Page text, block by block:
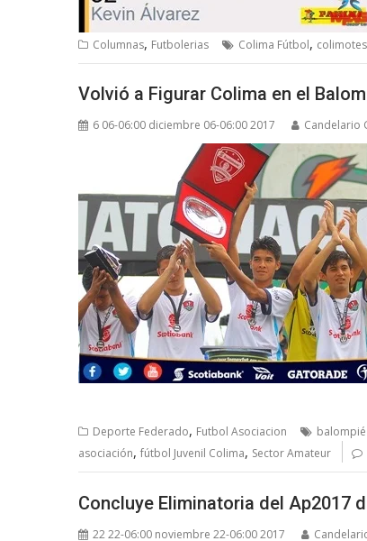
Columnas, Futbolerias Colima Fútbol,
Volvió a Figurar Colima en el
6 06-06:00 diciembre 06-06:00 2017 Candelario
Deporte Federado, Futbol Asociacion balompié
asociación, fútbol Juvenil Colima, Sector Amateur
Concluye Eliminatoria del Ap2017
22 22-06:00 noviembre 22-06:00 2017